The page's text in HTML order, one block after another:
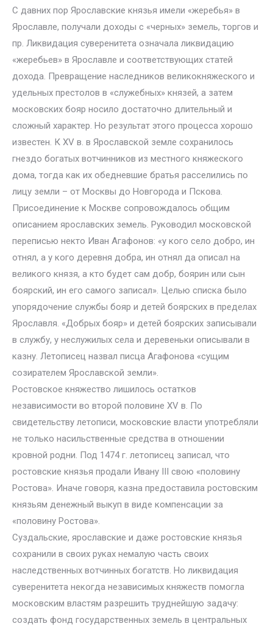
С давних пор Ярославские князья имели «жеребья» в
Ярославле, получали доходы с «черных» земель, торгов и
пр. Ликвидация суверенитета означала ликвидацию
«жеребьев» в Ярославле и соответствующих статей
дохода. Превращение наследников великокняжеского и
удельных престолов в «служебных» князей, а затем
московских бояр носило достаточно длительный и
сложный характер. Но результат этого процесса хорошо
известен. К XV в. в Ярославской земле сохранилось
гнездо богатых вотчинников из местного княжеского
дома, тогда как их обедневшие братья расселились по
лицу земли – от Москвы до Новгорода и Пскова.
Присоединение к Москве сопровождалось общим
описанием ярославских земель. Руководил московской
переписью некто Иван Агафонов: «у кого село добро, ин
отнял, а у кого деревня добра, ин отнял да описал на
великого князя, а кто будет сам добр, боярин или сын
боярский, ин его самого записал». Целью списка было
упорядочение службы бояр и детей боярских в пределах
Ярославля. «Добрых бояр» и детей боярских записывали
в службу, у неслужилых села и деревеньки описывали в
казну. Летописец назвал писца Агафонова «сущим
созирателем Ярославской земли».
Ростовское княжество лишилось остатков
независимости во второй половине XV в. По
свидетельству летописи, московские власти употребляли
не только насильственные средства в отношении
кровной родни. Под 1474 г. летописец записал, что
ростовские князья продали Ивану III свою «половину
Ростова». Иначе говоря, казна предоставила ростовским
князьям денежный выкуп в виде компенсации за
«половину Ростова».
Суздальские, ярославские и даже ростовские князья
сохранили в своих руках немалую часть своих
наследственных вотчинных богатств. Но ликвидация
суверенитета некогда независимых княжеств помогла
московским властям разрешить труднейшую задачу:
создать фонд государственных земель в центральных